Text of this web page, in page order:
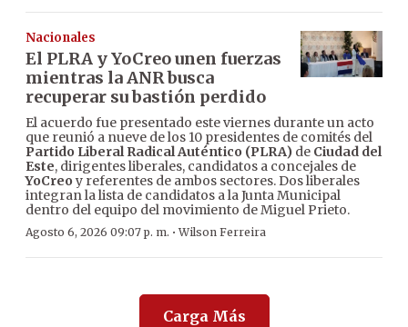
Nacionales
El PLRA y YoCreo unen fuerzas
mientras la ANR busca
recuperar su bastión perdido
El acuerdo fue presentado este viernes durante un acto
que reunió a nueve de los 10 presidentes de comités del
Partido Liberal Radical Auténtico (PLRA) de Ciudad del
Este, dirigentes liberales, candidatos a concejales de
YoCreo y referentes de ambos sectores. Dos liberales
integran la lista de candidatos a la Junta Municipal
dentro del equipo del movimiento de Miguel Prieto.
Agosto 6, 2026 09:07 p. m. ·Wilson Ferreira
Carga Más